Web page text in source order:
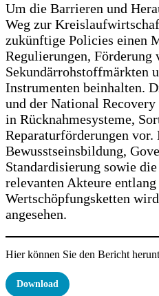
Um die Barrieren und
Weg zur
zukünftige Policies einen
Regulierungen, Förderung
Sekundärrohstoffmärkten
Instrumenten beinhalten.
und der National
in Rücknahmesysteme,
Reparaturförderungen
Bewusstseinsbildung,
Standardisierung sowie
relevanten Akteure entlang
Wertschöpfungsketten
angesehen.
Hier können Sie den Bericht
Download